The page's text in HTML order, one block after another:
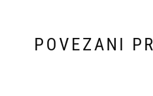
POVEZANI